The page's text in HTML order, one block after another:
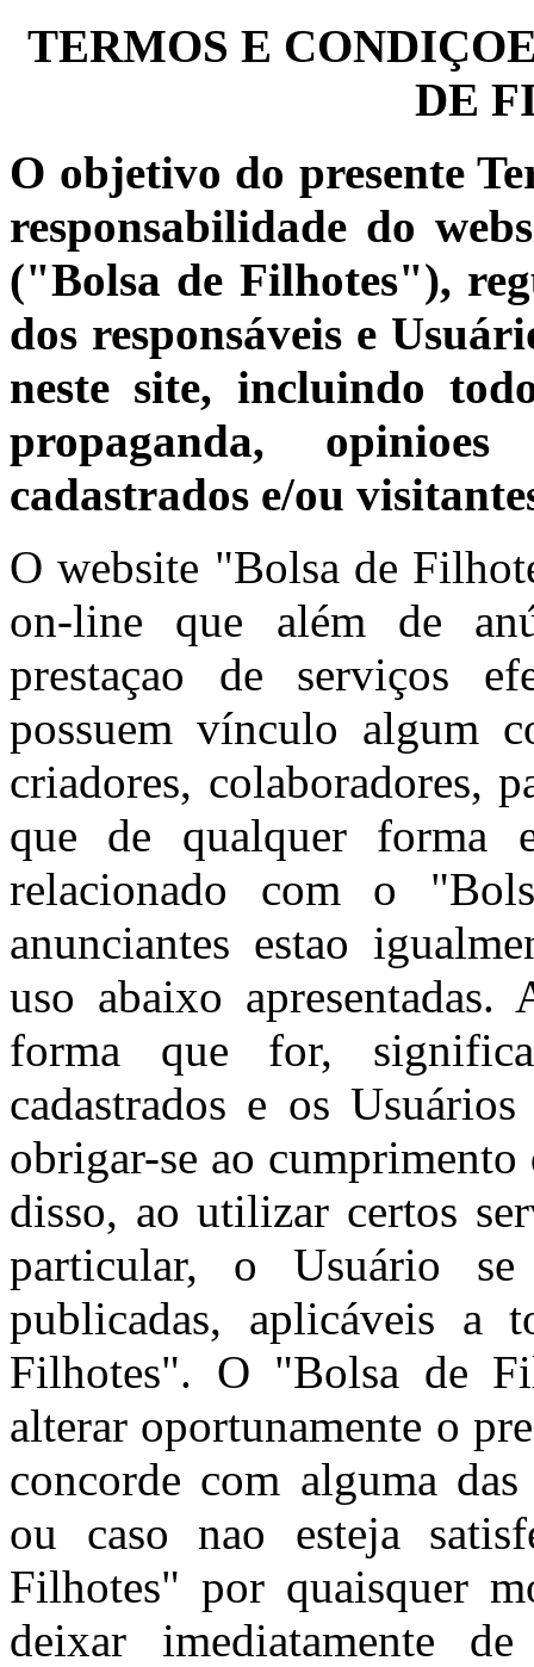
TERMOS E
DE
O objetivo do presente
responsabilidade do
("Bolsa de Filhotes"),
dos responsáveis e
neste site, incluindo
propaganda,
cadastrados e/ou
O website "Bolsa de
on-line que além de
prestaçao de serviços
possuem vínculo algum
criadores, colaboradores,
que de qualquer forma
relacionado com o
anunciantes estao
uso abaixo
forma que for,
cadastrados e os
obrigar-se ao cumprimento
disso, ao utilizar certos
particular, o Usuário
publicadas, aplicáveis a
Filhotes". O "Bolsa de
alterar oportunamente o
concorde com alguma
ou caso nao esteja
Filhotes" por quaisquer
deixar imediatamente